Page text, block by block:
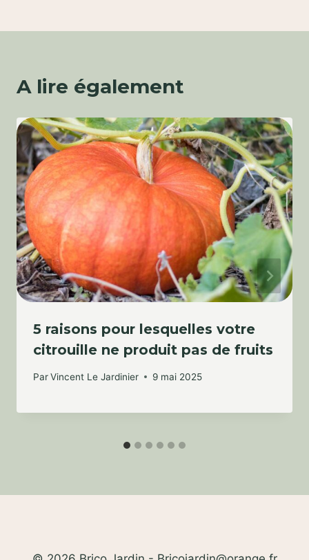
A lire également
5 raisons pour lesquelles votre
citrouille ne produit pas de fruits
ParVincent Le Jardinier 9 mai 2025